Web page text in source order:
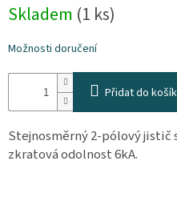
Kontakty
O
nás
cena:
Skladem (1 ks)
Možnosti doručení
Přidat do
Stejnosměrný 2-pólový jistič
zkratová odolnost 6kA.